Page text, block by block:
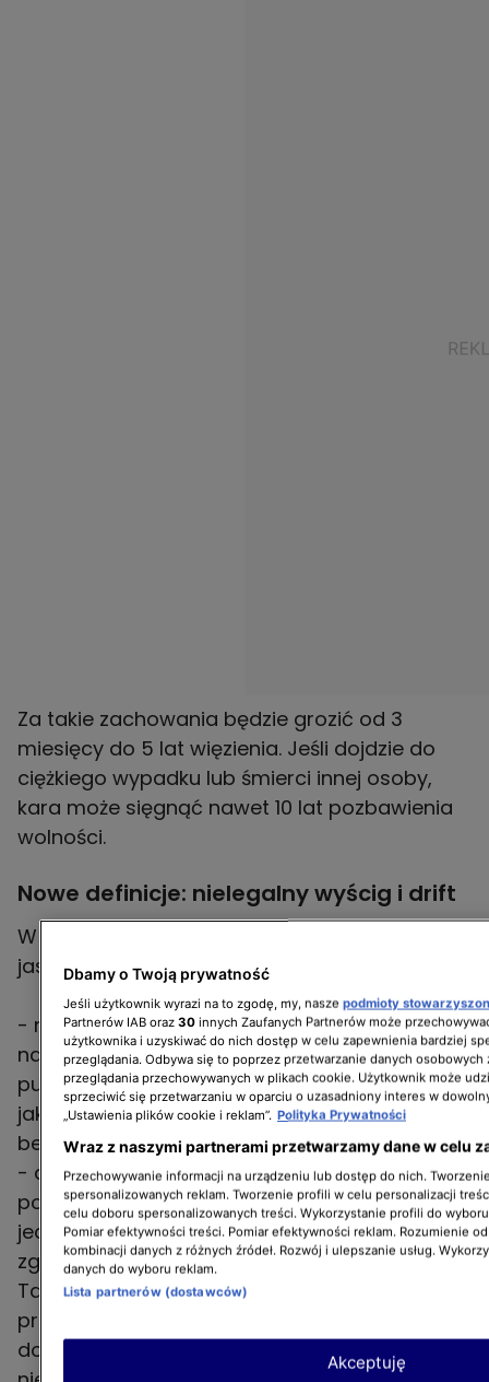
Za takie zachowania będzie grozić od 3
miesięcy do 5 lat więzienia. Jeśli dojdzie do
ciężkiego wypadku lub śmierci innej osoby,
kara może sięgnąć nawet 10 lat pozbawienia
wolności.
Nowe definicje: nielegalny wyścig i drift
W projekcie po raz pierwszy pojawiają się
jasne definicje takich wykroczeń jak:
- nielegalny wyścig – czyli rywalizacja co
najmniej dwóch kierowców na drodze
publicznej z zamiarem pokonania odcinka w
jak najkrótszym czasie, z naruszeniem zasad
bezpieczeństwa;
- drift – świadome wprowadzenie auta w
poślizg lub utrata przyczepności choćby
jednego koła podczas publicznego
zgromadzenia, bez zgody organizatora.
Takie czyny będą traktowane jako
przestępstwo, zagrożone karą od 3 miesięcy
do 5 lat więzienia. Grzywny za udział w
Dbamy o Twoją prywatność
Jeśli użytkownik wyrazi na to zgodę, my, nasze podmioty
Partnerów IAB oraz 30 innych Zaufanych Partnerów może
użytkownika i uzyskiwać do nich dostęp w celu zapewnienia bardziej
przeglądania. Odbywa się to poprzez przetwarzanie danych osobowych
przeglądania przechowywanych w plikach cookie. Użytkownik może
sprzeciwić się przetwarzaniu w oparciu o uzasadniony interes w
„Ustawienia plików cookie i reklam”. Polityka Prywatności
Wraz z naszymi partnerami przetwarzamy dane w celu
Przechowywanie informacji na urządzeniu lub dostęp do nich.
spersonalizowanych reklam. Tworzenie profili w celu personalizacji
celu doboru spersonalizowanych treści. Wykorzystanie profili do
Pomiar efektywności treści. Pomiar efektywności reklam. Rozumienie
kombinacji danych z różnych źródeł. Rozwój i ulepszanie usług.
danych do wyboru reklam.
Lista partnerów (dostawców)
Akceptuję